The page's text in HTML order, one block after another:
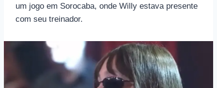
um jogo em Sorocaba, onde Willy estava presente
com seu treinador.